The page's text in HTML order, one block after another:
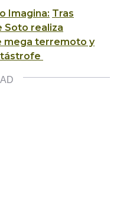
Imagina: Tras
Soto realiza
mega terremoto y